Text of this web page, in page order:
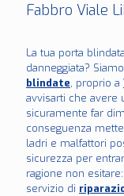
Fabbro Viale
La tua porta
danneggiata?
blindate, proprio a
avvisarti che avere
sicuramente far
conseguenza
ladri e malfattori
sicurezza per
ragione non esitare:
servizio di